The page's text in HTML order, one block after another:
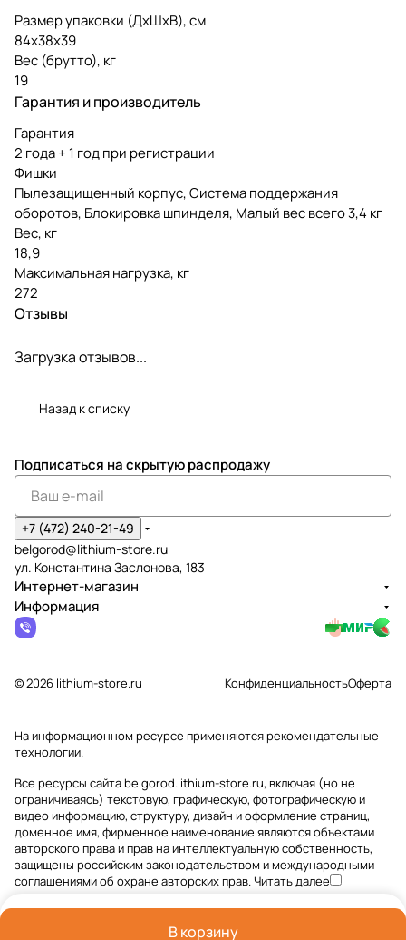
Размер упаковки (ДxШxВ), см
84x38x39
Вес (брутто), кг
19
Гарантия и производитель
Гарантия
2 года + 1 год при регистрации
Фишки
Пылезащищенный корпус, Система поддержания
оборотов, Блокировка шпинделя, Малый вес всего 3,4 кг
Вес, кг
18,9
Максимальная нагрузка, кг
272
Отзывы
Загрузка отзывов...
Назад к списку
В корзину
Подписаться на скрытую распродажу
+7 (472) 240-21-49
belgorod@lithium-store.ru
ул. Константина Заслонова, 183
Интернет-магазин
Информация
© 2026 lithium-store.ru КонфиденциальностьОферта
На информационном ресурсе применяютсярекомендательные
технологии.
Все ресурсы сайта belgorod.lithium-store.ru, включая (но не
ограничиваясь) текстовую, графическую, фотографическую и
видео информацию, структуру, дизайн и оформление страниц,
доменное имя, фирменное наименование являются объектами
авторского права и прав на интеллектуальную собственность,
защищены российским законодательством и международными
соглашениями об охране авторских прав.Читать далее